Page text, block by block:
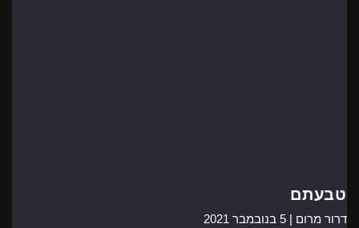
טבעתם
דרור מרום | 5 בנובמבר 2021